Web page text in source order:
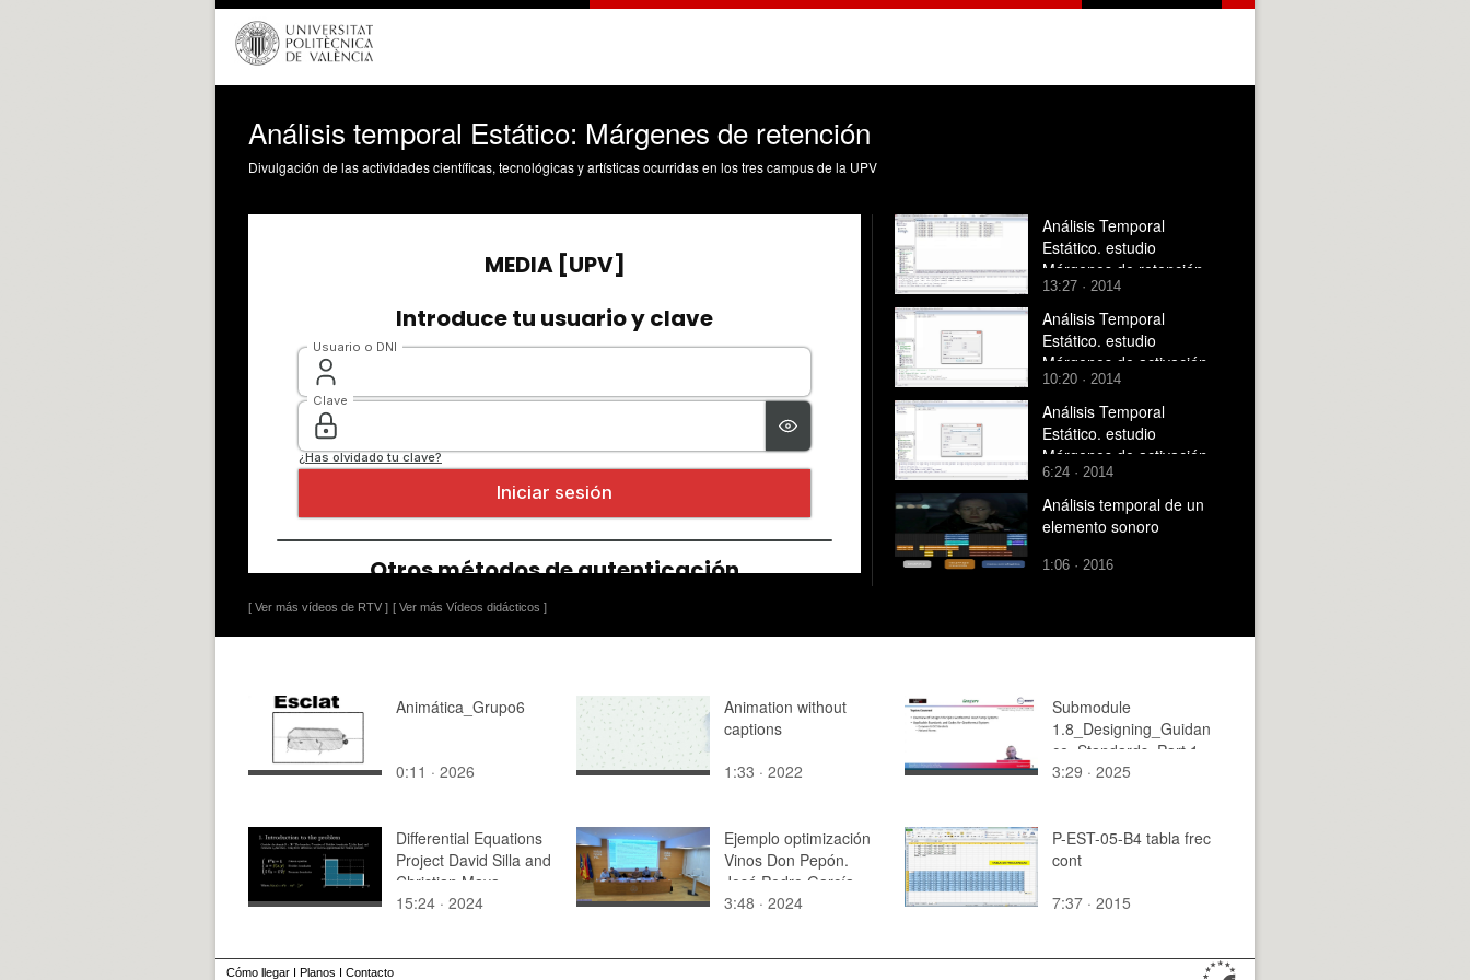
Análisis temporal Estático: Márgenes de retención
Divulgación de las actividades científicas, tecnológicas y artísticas ocurridas en los tres campus de la UPV
[ Ver más vídeos de RTV ] [ Ver más Vídeos didácticos ]
Análisis Temporal
Estático. estudio
Márgenes de retención
13:27 · 2014
Análisis Temporal
Estático. estudio
Márgenes de activación
con puertos de entrada
10:20 · 2014
Análisis Temporal
Estático. estudio
Márgenes de activación
con puertos de salida
6:24 · 2014
Análisis temporal de un
elemento sonoro
1:06 · 2016
Animática_Grupo6
0:11 · 2026
Animation without
captions
1:33 · 2022
Submodule
1.8_Designing_Guidan
ce_Standards_Part 1
3:29 · 2025
Differential Equations
Project David Silla and
Christian Maya
15:24 · 2024
Ejemplo optimización
Vinos Don Pepón.
José Pedro García
Sabater
3:48 · 2024
P-EST-05-B4 tabla frec
cont
7:37 · 2015
Cómo llegar I Planos I Contacto